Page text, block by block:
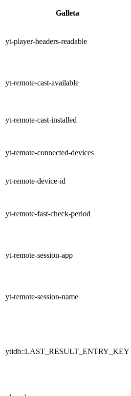
Galleta
yt-player-headers-readable
yt-remote-cast-available
yt-remote-cast-installed
yt-remote-connected-devices
yt-remote-device-id
yt-remote-fast-check-period
yt-remote-session-app
yt-remote-session-name
ytidb::LAST_RESULT_ENTRY_KEY